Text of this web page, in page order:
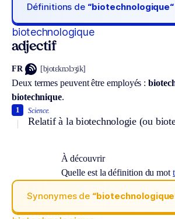
Définitions de “biotechnologique“
biotechnologique
adjectif
FR [bjotɛknɔlɔʒik]
Deux termes peuvent être employés :
biotechnique.
Science.
Relatif à la biotechnologie (ou
1
À découvrir
Quelle est la définition du mot
Synonymes de